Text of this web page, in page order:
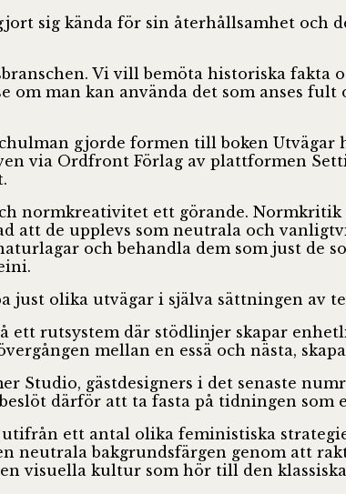
sig kända för sin återhållsamhet och
Vi vill bemöta historiska fakta
om man kan använda det som anses
gjorde formen till boken
via Ordfront Förlag av plattformen
normkreativitet ett görande.
att de upplevs som neutrala och
och behandla dem som just de
just olika utvägar i själva sättningen av
ett rutsystem där stödlinjer skapar
mellan en essä och nästa,
Studio, gästdesigners i det senaste
därför att ta fasta på tidningen som
ett antal olika feministiska
neutrala bakgrundsfärgen genom att
visuella kultur som hör till den